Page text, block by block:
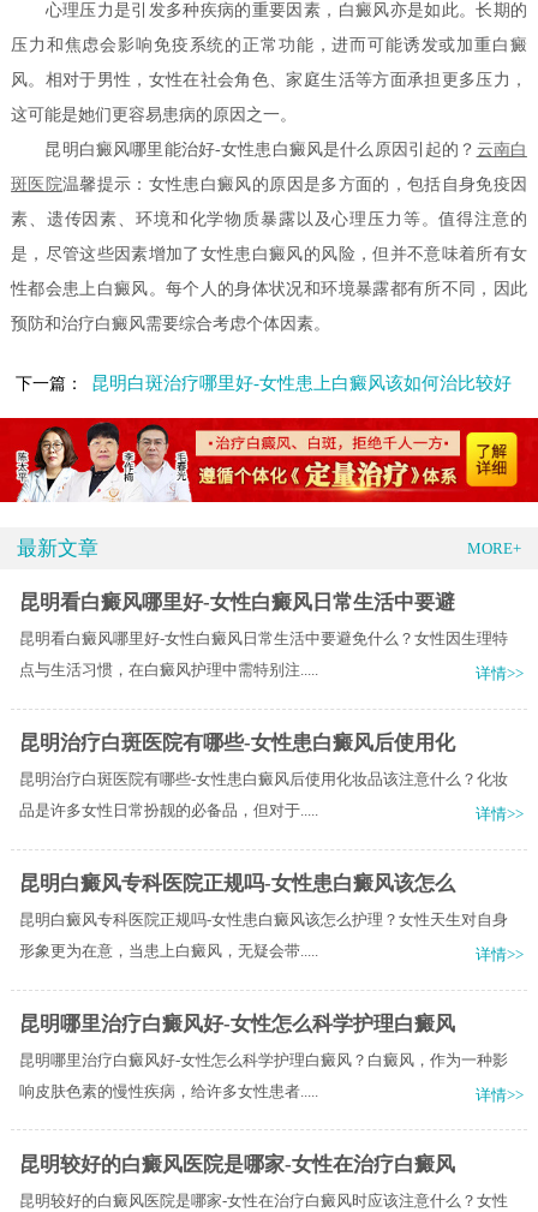
心理压力是引发多种疾病的重要因素，白癜风亦是如此。长期的
压力和焦虑会影响免疫系统的正常功能，进而可能诱发或加重白癜
风。相对于男性，女性在社会角色、家庭生活等方面承担更多压力，
这可能是她们更容易患病的原因之一。
昆明白癜风哪里能治好-女性患白癜风是什么原因引起的？ 云南白
斑医院温馨提示：女性患白癜风的原因是多方面的，包括自身免疫因
素、遗传因素、环境和化学物质暴露以及心理压力等。值得注意的
是，尽管这些因素增加了女性患白癜风的风险，但并不意味着所有女
性都会患上白癜风。每个人的身体状况和环境暴露都有所不同，因此
预防和治疗白癜风需要综合考虑个体因素。
下一篇： 昆明白斑治疗哪里好-女性患上白癜风该如何治比较好
最新文章 MORE+
昆明看白癜风哪里好-女性白癜风日常生活中要避
昆明看白癜风哪里好-女性白癜风日常生活中要避免什么？女性因生理特
点与生活习惯，在白癜风护理中需特别注.....
详情>>
昆明治疗白斑医院有哪些-女性患白癜风后使用化
昆明治疗白斑医院有哪些-女性患白癜风后使用化妆品该注意什么？化妆
品是许多女性日常扮靓的必备品，但对于.....
详情>>
昆明白癜风专科医院正规吗-女性患白癜风该怎么
昆明白癜风专科医院正规吗-女性患白癜风该怎么护理？女性天生对自身
形象更为在意，当患上白癜风，无疑会带.....
详情>>
昆明哪里治疗白癜风好-女性怎么科学护理白癜风
昆明哪里治疗白癜风好-女性怎么科学护理白癜风？白癜风，作为一种影
响皮肤色素的慢性疾病，给许多女性患者.....
详情>>
昆明较好的白癜风医院是哪家-女性在治疗白癜风
昆明较好的白癜风医院是哪家-女性在治疗白癜风时应该注意什么？女性